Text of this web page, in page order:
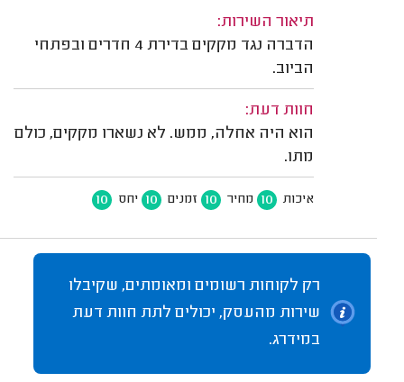
תיאור השירות:
הדברה נגד מקקים בדירת 4 חדרים ובפתחי
הביוב.
חוות דעת:
הוא היה אחלה, ממש. לא נשארו מקקים, כולם
מתו.
איכות 10 מחיר 10 זמנים 10 יחס 10
רק לקוחות רשומים ומאומתים, שקיבלו
שירות מהעסק, יכולים לתת חוות דעת
במידרג.